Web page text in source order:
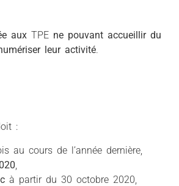
aux TPE ne pouvant accueillir du
leur activité.
:
au cours de l’année dernière,
à partir du 30 octobre 2020,